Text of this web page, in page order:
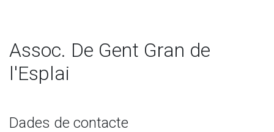
Assoc. De Gent Gran de
l'Esplai
Dades de contacte